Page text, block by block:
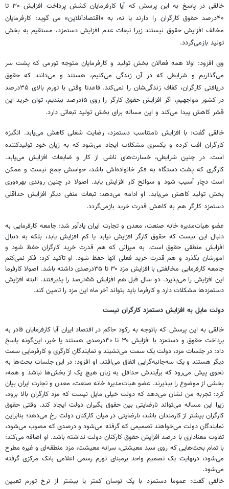
خالقی در پاسخ به این پرسش که آیا کارفرمایان کشش پرداخت افزایش ۳۰ تا
۴۰درصد حقوق کارگران را دارند یا نه، به «اقتصادآنلاین» می گوید: کارفرمایان
مخالف افزایش حقوق نیستند زیرا تبعات عدم افزایش دستمزد، مستقیم به بخش
تولید بازمی‌گردد.
وی افزود: اولا همه فعالان بخش تولید و کارفرمایان متوجه تورمی که پشت سر
می‌گذاریم و شرایطی که در آن زندگی می‌کنیم، هستند و می‌دانند که حقوق
دریافتی کارگران، کفاف زندگی‌شان را نمی‌کند. قاعدتا وقتی با تورم بالای ۳۵درصد
در کشور مواجهیم، اگر افزایش حقوق کارگر را روی ۱۵درصد ببندیم، توان خرید این
قشر کاهش پیدا می‌کند و این مساله برای بخش تولید تبعاتی دارد.
خالقی گفت: با افزایش نامتناسب دستمزد، رضایت شغلی کاهش می‌یابد. انگیزه
کارگران افت کرده و یکسری مشکلات ایجاد می‌شود که به زیان خود تولیدکننده
است. در چنین شرایطی، خسارت‌های ناشی از کار و ضایعات افزایش می‌یابد.
کارگری که پشت دستگاه به فکر خانواده‌اش باشد، حواسش جمع نیست و ممکن
است دچار آسیب شود و سوانح کار افزایش یابد. اصولا در چنین روندی بهره‌وری
بخش تولید کاهش می‌یابد. او ادامه می‌دهد: تبعات منفی دیگر افزایش حداقلی
دستمزد کارگر هم به کاهش قدرت خرید بازمی‌گردد.
عضو هیات‌مدیره خانه صنعت، معدن و تجارت ایران یادآور شد: جامعه کارفرمایی به
دنبال این نیست که حقوق کارگر افزایش نیابد یا کم افزایش یابد، بلکه به دنبال
افزایش منطقی حقوق است. به میزانی که هم قدرت خرید کارگران حفظ شود و
امورشان بگذرد و هم قدرت خرید فعلی آنها حفظ شود. او تاکید کرد: فکر نمی‌کنم
جامعه کارفرمایی مخالفتی با افزایش مزد ۳۰ تا ۳۵درصدی داشته باشد. اصولا کارفرما
این افزایش را می‌پذیرد. دو سال قبل هم افزایش ۵۵درصد را پذیرفتند. البته افزایش
دستمزدها مشکلات دارد و کارفرما باید بتواند آخر ماه این مزد را تامین کند.
دولت مایل به افزایش دستمزد کارگران نیست
خالقی به این پرسش که باتوجه به رکود حاکم در اقتصاد ایران آیا کارفرمایان قادر به
پرداخت حقوق و دستمزد با افزایش ۳۰ تا ۴۰درصدی هستند یا خیر، این‌گونه پاسخ
داد: در جلسات مزد، دولت یک سمت می‌نشیند و نمایندگان کارگری و کارفرمایی سمت
دیگر هستند و یک سه‌جانبه‌گرایی اتفاق می‌افتد. او افزود: در این جلسات بحث‌ها به
نحوی پیش می‌رود که برآیندش حداقل به زیان هیچ یک از بخش‌ها نباشد و همه،
بخشی از موضوع را بپذیرند. عضو هیات‌مدیره خانه صنعت، معدن و تجارت ایران بیان
کرد: تجربه من نشان می‌دهد که دولت خیلی مایل نیست که مزد کارگران بالا برود،
زیرا این مساله می‌تواند نارضایتی بین حقوق بگیران دولت ایجاد کند. وقتی حقوق
کارگران بیشتر از کارمندان باشد، نارضایتی در میان کارکنان دولت رخ می‌دهد؛ بنابراین
نمایندگان دولت می‌خواهند تصمیمی که گرفته می‌شود و درصدی که مصوب می‌شود،
تفاوت معناداری با درصد افزایش حقوق کارکنان دولت نداشته باشد. او اضافه می‌کند:
با تمام بحث‌هایی که روی سبد معیشتی، سرانه معیشت، مزد منطقه‌ای و غیره مطرح
می‌شود، درنهایت یک تصمیم واحد برمبنای تورم رسمی اعلامی بانک مرکزی گرفته
می‌شود.
خالقی گفت: عموما دستمزد با یک نوسان کمتر یا بیشتر از نرخ تورم تعیین